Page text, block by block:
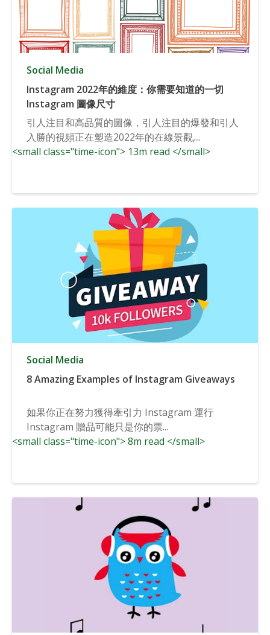
Social Media
Instagram 2022年的維度：你需要知道的一切
Instagram 圖像尺寸
引人注目和高品質的圖像，引人注目的爆發和引人
入勝的視頻正在塑造2022年的在線景觀,...
<small class="time-icon"> 13m read </small>
Social Media
8 Amazing Examples of Instagram Giveaways
如果你正在努力獲得牽引力 Instagram 運行
Instagram 贈品可能只是你的票...
<small class="time-icon"> 8m read </small>